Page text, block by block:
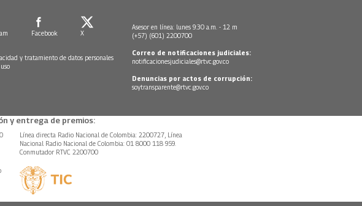
Facebook X
y tratamiento de datos personales
Asesor en línea: lunes 9:30 a.m. - 12 m
(+57) (601) 2200700
Correo de notificaciones judiciales:
notificacionesjudiciales@rtvc.gov.co
Denuncias por actos de corrupción:
soytransparente@rtvc.gov.co
y entrega de premios:
Línea directa Radio Nacional de Colombia: 2200727, Línea
Nacional Radio Nacional de Colombia: 01 8000 118 959.
Conmutador RTVC 2200700